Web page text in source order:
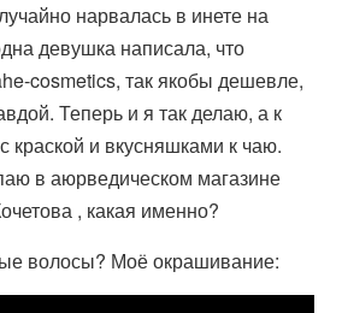
нарвалась в инете на
девушка написала, что
cosmetics, так якобы дешевле,
Теперь и я так делаю, а к
краской и вкусняшками к чаю.
в аюрведическом магазине
, какая именно?
волосы? Моё окрашивание: